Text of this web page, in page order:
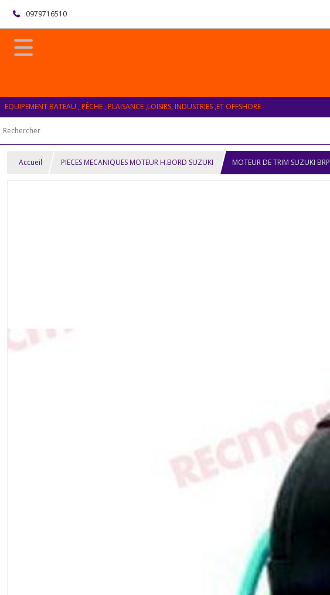
0979716510
EQUIPEMENT BATEAU , PÊCHE , PLAISANCE ,LOISIRS, INDUSTRIES ,ET OFFSHORE
Accueil PIECES MECANIQUES MOTEUR H.BORD SUZUKI MOTEUR DE TRIM SUZUKI BRP